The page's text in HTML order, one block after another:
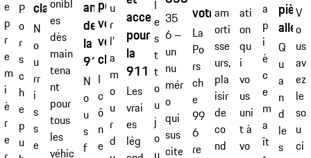
e
p
r
e
m
i
è
r
e
P
o
r
s
c
h
e
p
u
classique
N
o
u
rr
i
s
s
e
onibl
es
dès
main
tena
nt
pour
tous
les
véhic
ans
de
la
911 Turbo »
N
o
u
s
f
pour
votre
véhicule
classique
I
c
ô
n
e
u
r
l’
a
m
o
u
r
d
accessoires
pour
la
911 Carrera RS 2.7
Les
vrai
es
lég
l
e
s
t
t
o
u
j
o
u
35
6 –
un
nu
mér
o
qui
sus
cite
votre 996
La
Po
rs
ch
e
99
6
re
am
orti
sse
urs,
pla
isir
de
co
nd
ati
on
qu
i
vo
us
uni
t à
vo
a
p
i
è
c
e
m
a
ît
Q
u
a
n
d
le
s
V
o
us
av
ez
le
so
u
ci